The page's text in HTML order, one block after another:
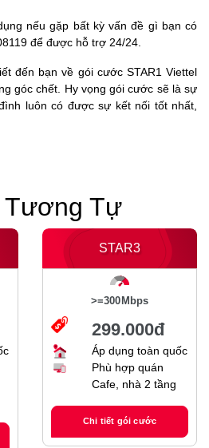
nếu gặp bất kỳ vấn đề gì bạn có
để được hỗ trợ 24/24.
đến bạn về gói cước STAR1 Viettel
góc chết. Hy vọng gói cước sẽ là sự
luôn có được sự kết nối tốt nhất,
Tương Tự
STAR3
>=300Mbps
299.000đ
Áp dụng toàn quốc
Phù hợp quán
Cafe, nhà 2 tầng
Chi tiết gói cước